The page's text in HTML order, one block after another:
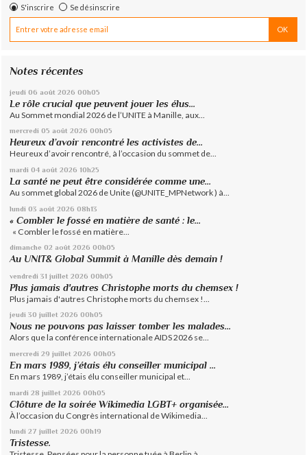
S'inscrire Se désinscrire
Notes récentes
jeudi 06 août 2026 00h05
Le rôle crucial que peuvent jouer les élus...
Au Sommet mondial 2026 de l’UNITE à Manille, aux...
mercredi 05 août 2026 00h05
Heureux d’avoir rencontré les activistes de...
Heureux d’avoir rencontré, à l’occasion du sommet de...
mardi 04 août 2026 10h25
La santé ne peut être considérée comme une...
Au sommet global 2026 de Unite (@UNITE_MPNetwork ) à...
lundi 03 août 2026 08h13
« Combler le fossé en matière de santé : le...
« Combler le fossé en matière...
dimanche 02 août 2026 00h05
Au UNIT& Global Summit à Manille dès demain !
vendredi 31 juillet 2026 00h05
Plus jamais d'autres Christophe morts du chemsex !
Plus jamais d'autres Christophe morts du chemsex !...
jeudi 30 juillet 2026 00h05
Nous ne pouvons pas laisser tomber les malades...
Alors que la conférence internationale AIDS 2026 se...
mercredi 29 juillet 2026 00h05
En mars 1989, j’étais élu conseiller municipal ...
En mars 1989, j’étais élu conseiller municipal et...
mardi 28 juillet 2026 00h05
Clôture de la soirée Wikimedia LGBT+ organisée...
À l’occasion du Congrès international de Wikimedia...
lundi 27 juillet 2026 00h19
Tristesse.